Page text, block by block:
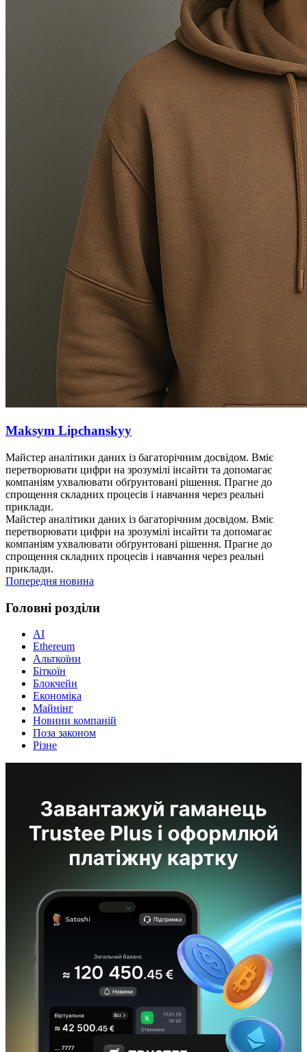
Maksym Lipchanskyy
Майстер аналітики даних із багаторічним досвідом. Вміє
перетворювати цифри на зрозумілі інсайти та допомагає
компаніям ухвалювати обґрунтовані рішення. Прагне до
спрощення складних процесів і навчання через реальні
приклади.
Майстер аналітики даних із багаторічним досвідом. Вміє
перетворювати цифри на зрозумілі інсайти та допомагає
компаніям ухвалювати обґрунтовані рішення. Прагне до
спрощення складних процесів і навчання через реальні
приклади.
Попередня новина
Головні розділи
AI
Ethereum
Альткоїни
Біткоїн
Блокчейн
Економіка
Майнінг
Новини компаній
Поза законом
Різне